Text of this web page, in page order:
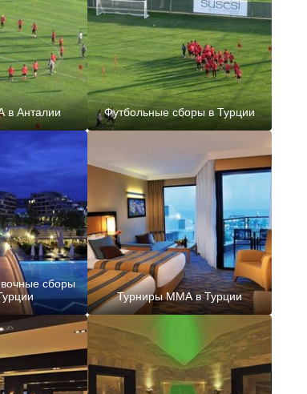
в Анталии Футбольные сборы в Турции
сборы
Турниры ММА в Турции